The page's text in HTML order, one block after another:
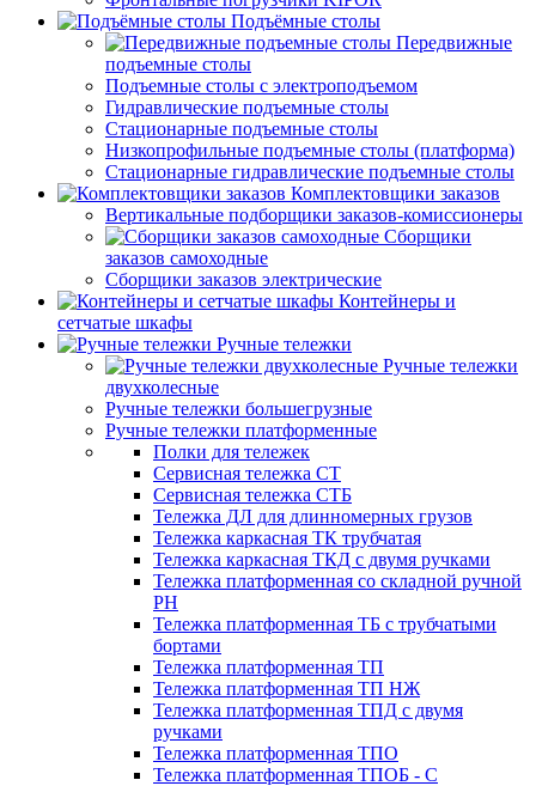
Подъёмные столы
Передвижные
подъемные столы
Подъемные столы с электроподъемом
Гидравлические подъемные столы
Стационарные подъемные столы
Низкопрофильные подъемные столы (платформа)
Стационарные гидравлические подъемные столы
Комплектовщики заказов
Вертикальные подборщики заказов-комиссионеры
Сборщики
заказов самоходные
Сборщики заказов электрические
Контейнеры и
сетчатые шкафы
Ручные тележки
Ручные тележки
двухколесные
Ручные тележки большегрузные
Ручные тележки платформенные
Полки для тележек
Сервисная тележка СТ
Сервисная тележка СТБ
Тележка ДЛ для длинномерных грузов
Тележка каркасная ТК трубчатая
Тележка каркасная ТКД с двумя ручками
Тележка платформенная со складной ручной
PH
Тележка платформенная ТБ с трубчатыми
бортами
Тележка платформенная ТП
Тележка платформенная ТП НЖ
Тележка платформенная ТПД с двумя
ручками
Тележка платформенная ТПО
Тележка платформенная ТПОБ - С